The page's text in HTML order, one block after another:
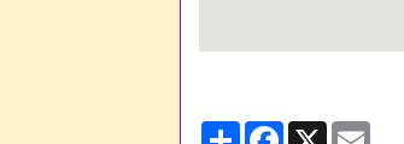
PartagerFacebook
X